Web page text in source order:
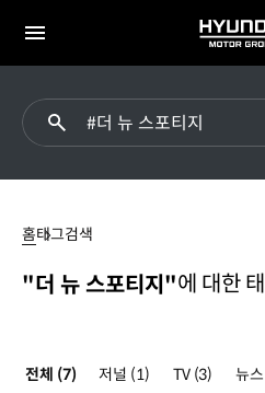
전체
HYUNDAI
MOTOR
홈태그검색
"더 뉴 스포티지"에 대한
전체 (7) 저널 (1) TV (3) 뉴스